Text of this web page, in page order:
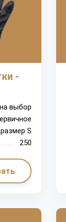
-
выбор
размер S
250